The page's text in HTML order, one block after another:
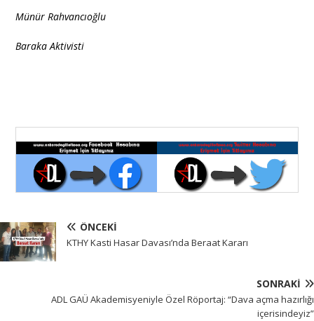
Münür Rahvancıoğlu
Baraka Aktivisti
ÖNCEKI
KTHY Kasti Hasar Davası’nda Beraat Kararı
SONRAKI
ADL GAÜ Akademisyeniyle Özel Röportaj: “Dava açma hazırlığı
içerisindeyiz”